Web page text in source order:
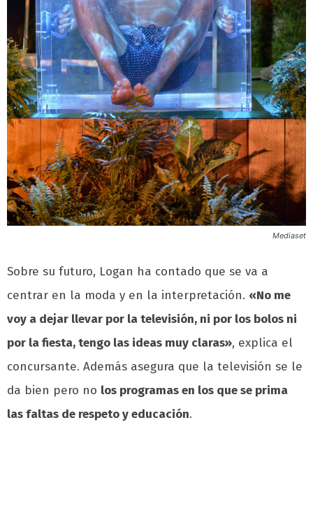
Mediaset
Sobre su futuro, Logan ha contado que se va a
centrar en la moda y en la interpretación. «No me
voy a dejar llevar por la televisión, ni por los bolos ni
por la fiesta, tengo las ideas muy claras», explica el
concursante. Además asegura que la televisión se le
da bien pero no los programas en los que se prima
las faltas de respeto y educación.